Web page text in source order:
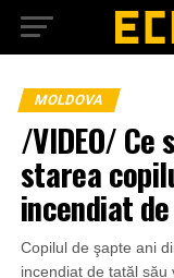
MOLDOVA
/VIDEO/ Ce
starea
incendiat
Copilul de şapte ani
incendiat de tatăl său